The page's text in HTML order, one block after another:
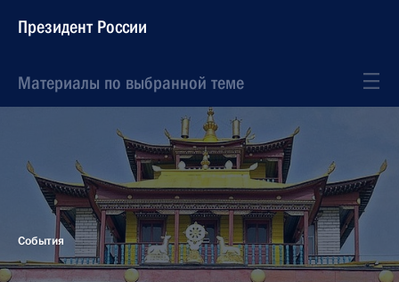
Президент России
Материалы по выбранной теме
События